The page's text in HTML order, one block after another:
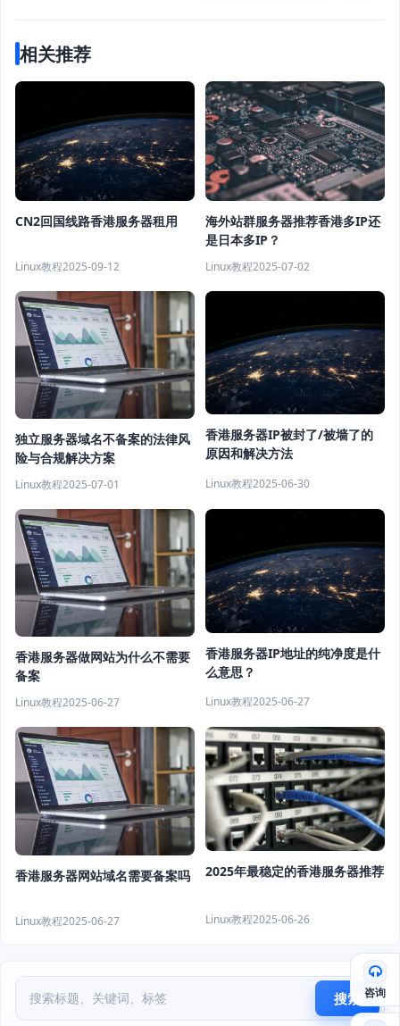
相关推荐
CN2回国线路香港服务器租用
Linux教程2025-09-12
海外站群服务器推荐香港多IP还
是日本多IP？
Linux教程2025-07-02
独立服务器域名不备案的法律风
险与合规解决方案
Linux教程2025-07-01
香港服务器IP被封了/被墙了的
原因和解决方法
Linux教程2025-06-30
香港服务器做网站为什么不需要
备案
Linux教程2025-06-27
香港服务器IP地址的纯净度是什
么意思？
Linux教程2025-06-27
香港服务器网站域名需要备案吗
Linux教程2025-06-27
2025年最稳定的香港服务器推荐
Linux教程2025-06-26
搜索 咨询